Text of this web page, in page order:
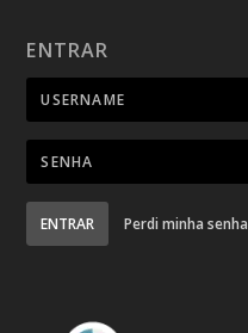
ENTRAR
ENTRAR Perdi minha senha